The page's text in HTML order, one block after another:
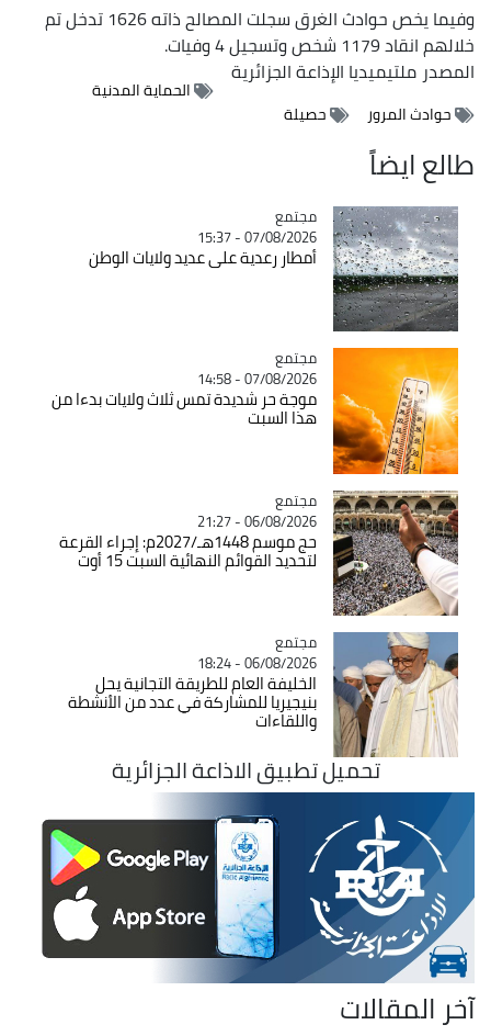
وفيما يخص حوادث الغرق سجلت المصالح ذاته 1626 تدخل تم
خلالهم انقاد 1179 شخص وتسجيل 4 وفيات.
المصدرملتيميديا الإذاعة الجزائرية
الحماية المدنية
حوادث المرور
حصيلة
طالع ايضاً
Catégorie
مجتمع
07/08/2026 - 15:37
أمطار رعدية على عديد ولايات الوطن
Catégorie
مجتمع
07/08/2026 - 14:58
موجة حر شديدة تمس ثلاث ولايات بدءا من
هذا السبت
Catégorie
مجتمع
06/08/2026 - 21:27
حج موسم 1448هـ/2027م: إجراء القرعة
لتحديد القوائم النهائية السبت 15 أوت
Catégorie
مجتمع
06/08/2026 - 18:24
الخليفة العام للطريقة التجانية يحل
بنيجيريا للمشاركة في عدد من الأنشطة
واللقاءات
تحميل تطبيق الاذاعة الجزائرية
آخر المقالات